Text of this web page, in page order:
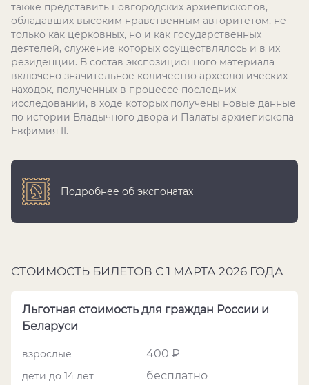
также представить новгородских архиепископов,
обладавших высоким нравственным авторитетом, не
только как церковных, но и как государственных
деятелей, служение которых осуществлялось и в их
резиденции. В состав экспозиционного материала
включено значительное количество археологических
находок, полученных в процессе последних
исследований, в ходе которых получены новые данные
по истории Владычного двора и Палаты архиепископа
Евфимия II.
Подробнее об экспонатах
СТОИМОСТЬ БИЛЕТОВ С 1 МАРТА 2026 ГОДА
Льготная стоимость для граждан России и
Беларуси
взрослые 400 ₽
дети до 14 лет бесплатно